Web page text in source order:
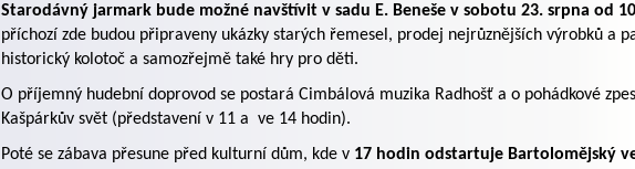
Starodávný jarmark bude možné navštívit v sadu E. Beneše v sobotu 23. srpna od
příchozí zde budou připraveny ukázky starých řemesel, prodej nejrůznějších výrobků a
historický kolotoč a samozřejmě také hry pro děti.
O příjemný hudební doprovod se postará Cimbálová muzika Radhošť a o pohádkové
Kašpárkův svět (představení v 11 a ve 14 hodin).
Poté se zábava přesune před kulturní dům, kde v 17 hodin odstartuje Bartolomějský